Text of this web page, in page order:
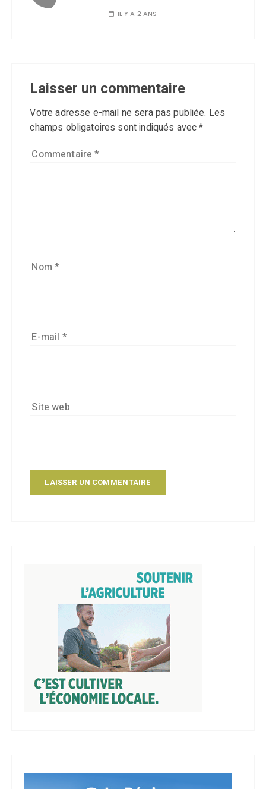
IL Y A 2 ANS
Laisser un commentaire
Votre adresse e-mail ne sera pas publiée. Les
champs obligatoires sont indiqués avec*
Commentaire*
Nom*
E-mail *
Site web